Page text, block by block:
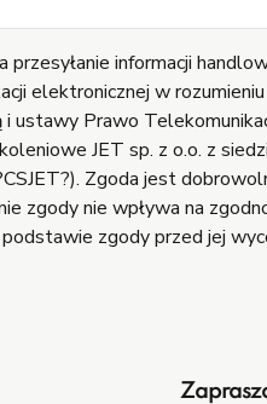
przesyłanie informacji
elektronicznej w
ustawy Prawo
JET sp. z o.o. z
Zgoda jest
zgody nie wpływa na
zgody przed jej